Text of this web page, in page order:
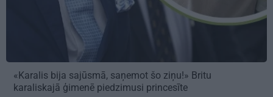
«Karalis bija sajūsmā, saņemot šo ziņu!» Britu
karaliskajā ģimenē piedzimusi princesīte